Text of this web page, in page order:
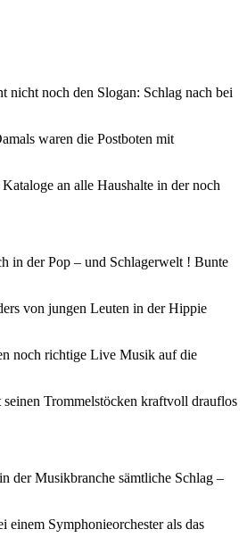
nicht noch den Slogan: Schlag nach bei
waren die Postboten mit
an alle Haushalte in der noch
in der Pop – und Schlagerwelt ! Bunte
von jungen Leuten in der Hippie
noch richtige Live Musik auf die
Trommelstöcken kraftvoll drauflos
der Musikbranche sämtliche Schlag –
einem Symphonieorchester als das